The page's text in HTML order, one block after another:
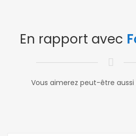
En rapport avec
Vous aimerez peut-être